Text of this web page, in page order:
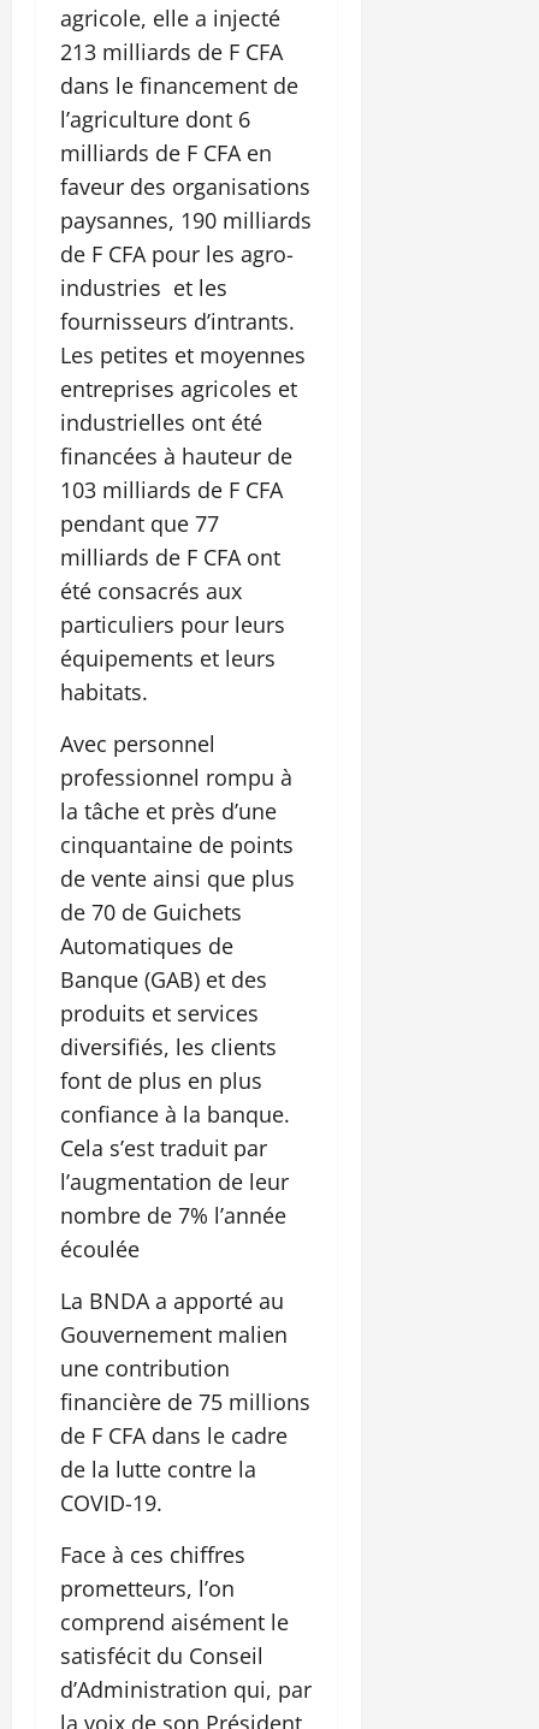
agricole, elle a injecté
213 milliards de F CFA
dans le financement de
l’agriculture dont 6
milliards de F CFA en
faveur des organisations
paysannes, 190 milliards
de F CFA pour les agro-
industries et les
fournisseurs d’intrants.
Les petites et moyennes
entreprises agricoles et
industrielles ont été
financées à hauteur de
103 milliards de F CFA
pendant que 77
milliards de F CFA ont
été consacrés aux
particuliers pour leurs
équipements et leurs
habitats.
Avec personnel
professionnel rompu à
la tâche et près d’une
cinquantaine de points
de vente ainsi que plus
de 70 de Guichets
Automatiques de
Banque (GAB) et des
produits et services
diversifiés, les clients
font de plus en plus
confiance à la banque.
Cela s’est traduit par
l’augmentation de leur
nombre de 7% l’année
écoulée
La BNDA a apporté au
Gouvernement malien
une contribution
financière de 75 millions
de F CFA dans le cadre
de la lutte contre la
COVID-19.
Face à ces chiffres
prometteurs, l’on
comprend aisément le
satisfécit du Conseil
d’Administration qui, par
la voix de son Président,